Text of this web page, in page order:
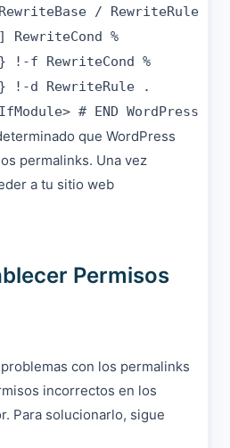
/ RewriteRule
%
!-f RewriteCond %
!-d RewriteRule .
# END WordPress
que WordPress
permalinks. Una vez
a tu sitio web
Permisos
con los permalinks
incorrectos en los
Para solucionarlo, sigue